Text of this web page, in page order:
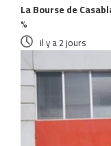
La Bourse de
%
il y a 2 jours